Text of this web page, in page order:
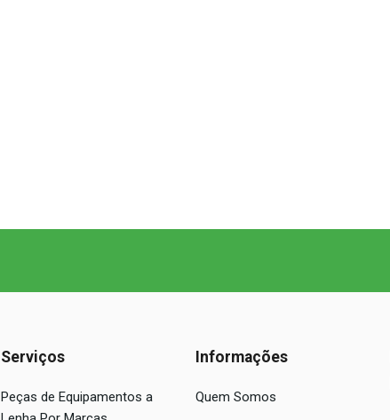
Serviços
Peças de Equipamentos a
Informações
Quem Somos